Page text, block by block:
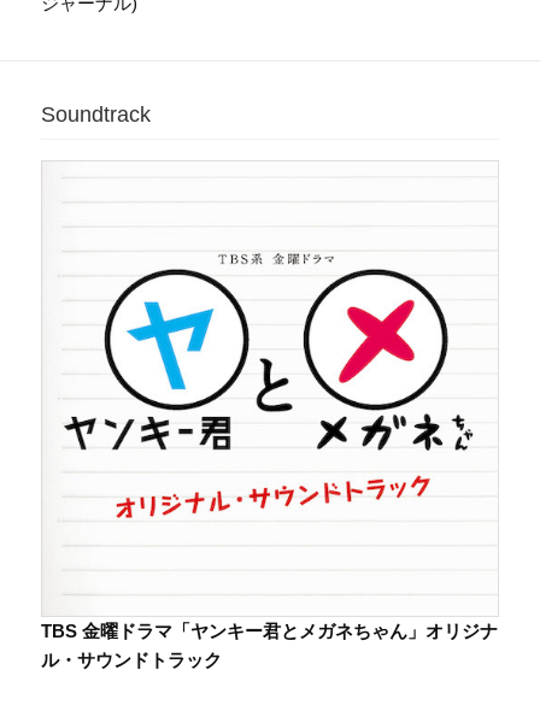
Soundtrack
TBS 金曜ドラマ「ヤンキー君とメガネちゃん」オリジナ
ル・サウンドトラック